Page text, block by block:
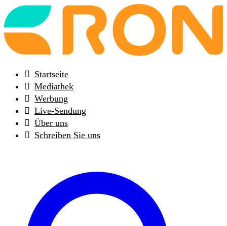
Back
to
frontpage
Startseite
Mediathek
Werbung
Live-Sendung
Über uns
Schreiben Sie uns